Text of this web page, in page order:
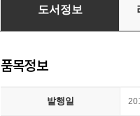
면역력을 처방합니다
도서정보
품목정보
발행일